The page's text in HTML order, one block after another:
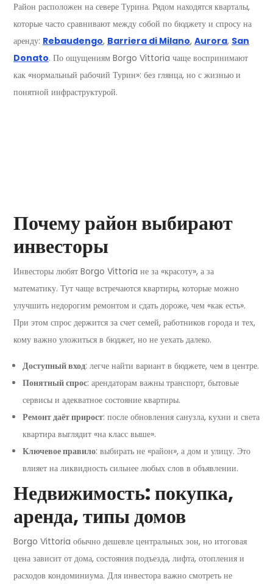
Район расположен на севере Турина. Рядом находятся кварталы,
которые часто сравнивают между собой по бюджету и спросу на
аренду: Rebaudengo, Barriera di Milano, Aurora, San
Donato. По ощущениям Borgo Vittoria чаще воспринимают
как «нормальный рабочий Турин»: без глянца, но с жизнью и
понятной инфраструктурой.
Почему район выбирают
инвесторы
Инвесторы любят Borgo Vittoria не за «красоту», а за
математику. Тут чаще встречаются квартиры, которые можно
улучшить недорогим ремонтом и сдать дороже, чем «как есть».
При этом спрос держится за счет семей, работников города и тех,
кому важно уложиться в бюджет, но не уехать далеко.
Доступный вход: легче найти вариант в бюджете, чем в центре.
Понятный спрос: арендаторам важны транспорт, бытовые
сервисы и адекватное состояние квартиры.
Ремонт даёт прирост: после обновления санузла, кухни и света
квартира выглядит «на класс выше».
Ключевое правило: выбирать не «район», а дом и улицу. Это
влияет на ликвидность сильнее любых слов в объявлении.
Недвижимость: покупка,
аренда, типы домов
Borgo Vittoria обычно дешевле центральных зон, но итоговая
цена зависит от дома, состояния подъезда, лифта, отопления и
расходов кондоминиума. Для инвестора важно смотреть не